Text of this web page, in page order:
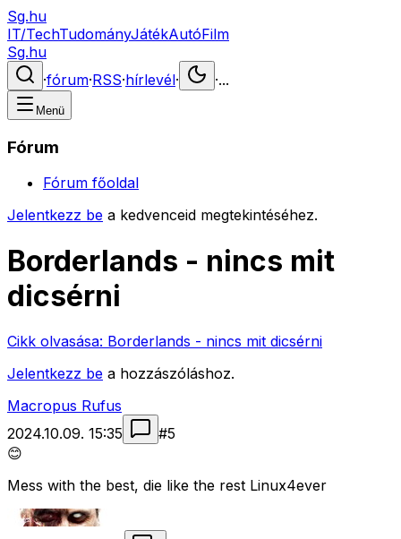
Sg.hu
IT/TechTudományJátékAutóFilm
Sg.hu
·fórum·RSS·hírlevél· ·...
Menü
Fórum
Fórum főoldal
Jelentkezz be a kedvenceid megtekintéséhez.
Borderlands - nincs mit
dicsérni
Cikk olvasása: Borderlands - nincs mit dicsérni
Jelentkezz be a hozzászóláshoz.
Macropus Rufus
2024.10.09. 15:35
#5
😊
Mess with the best, die like the rest Linux4ever